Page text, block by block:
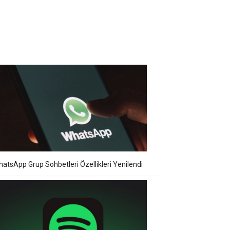
Grup Sohbetleri Özellikleri Yenilendi